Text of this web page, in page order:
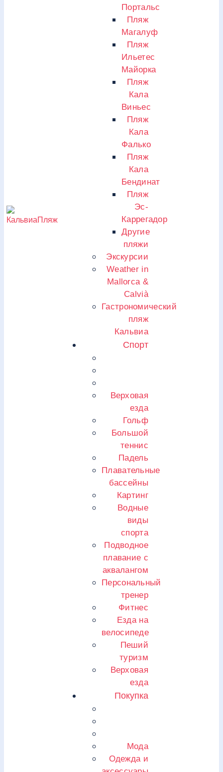
Портальс
Пляж
Магалуф
Пляж
Ильетес
Майорка
Пляж
Кала
Виньес
Пляж
Кала
Фалько
Пляж
Кала
Бендинат
Пляж
Эс-
Каррегадор
Другие
пляжи
Экскурсии
Weather in
Mallorca &
Calvià
Гастрономический
пляж
Кальвиа
Спорт
Верховая
езда
Гольф
Большой
теннис
Падель
Плавательные
бассейны
Картинг
Водные
виды
спорта
Подводное
плавание с
аквалангом
Персональный
тренер
Фитнес
Езда на
велосипеде
Пеший
туризм
Верховая
езда
Покупка
Мода
Одежда и